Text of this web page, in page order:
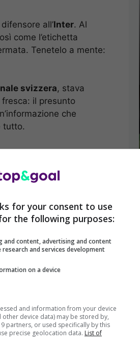
all’Inter. Al
come l’etichetta
Tenetelo a mente:
svizzera, stava
il presunto
che
tutto.
Il corpo parla prima
spalle che si aprono, il
Il videogira sui social e
for your consent to use
the following purposes:
and content, advertising and content
and services development
on a device
and information from your device
device data) may be stored by,
partners, or used specifically by this
precise geolocation data. List of